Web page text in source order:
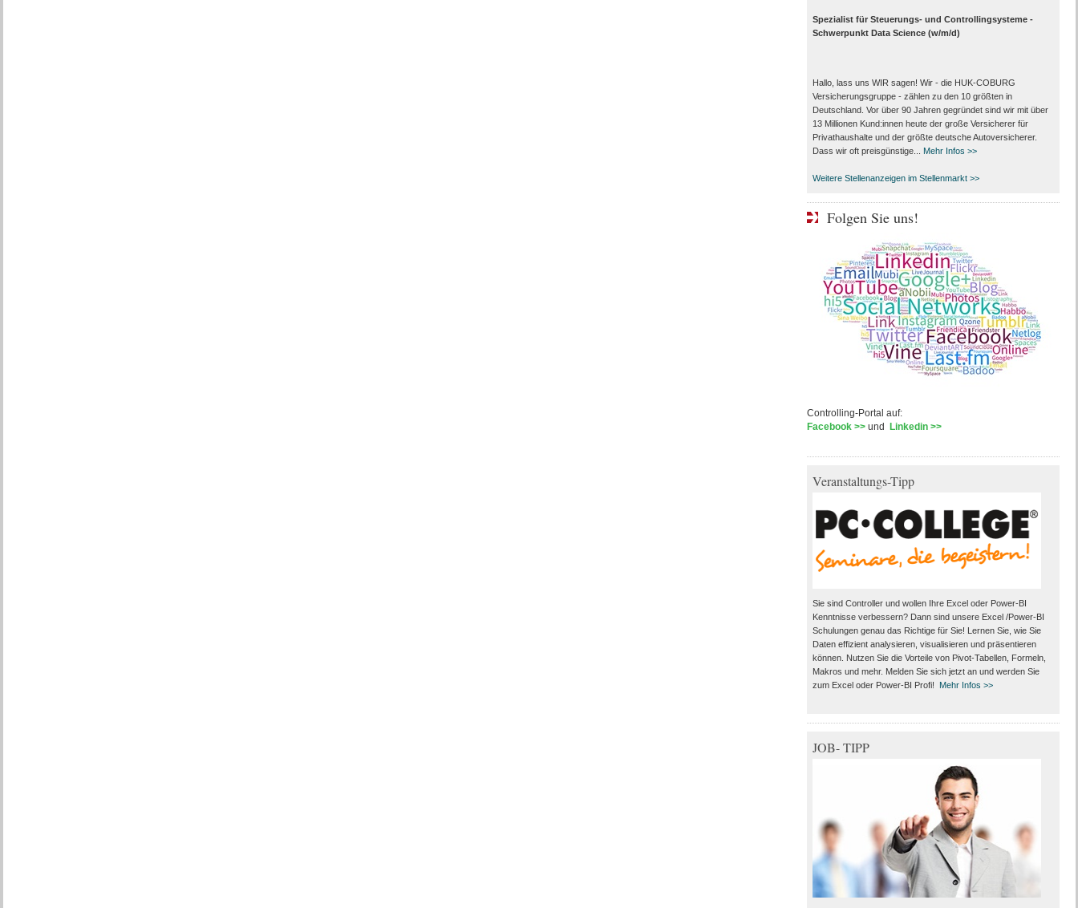
Spezialist für Steuerungs- und Controllingsysteme -
Schwerpunkt Data Science (w/m/d)
Hallo, lass uns WIR sagen! Wir - die HUK-COBURG
Versicherungsgruppe - zählen zu den 10 größten in
Deutschland. Vor über 90 Jahren gegründet sind wir mit über
13 Millionen Kund:innen heute der große Versicherer für
Privathaushalte und der größte deutsche Autoversicherer.
Dass wir oft preisgünstige...
Mehr Infos >>
Weitere Stellenanzeigen im Stellenmarkt >>
Folgen Sie uns!
Controlling-Portal auf:
Facebook >>und Linkedin >>
Veranstaltungs-Tipp
Sie sind Controller und wollen Ihre Excel oder Power-BI
Kenntnisse verbessern? Dann sind unsere Excel /Power-BI
Schulungen genau das Richtige für Sie! Lernen Sie, wie Sie
Daten effizient analysieren, visualisieren und präsentieren
können. Nutzen Sie die Vorteile von Pivot-Tabellen, Formeln,
Makros und mehr. Melden Sie sich jetzt an und werden Sie
zum Excel oder Power-BI Profi!
Mehr Infos >>
JOB- TIPP